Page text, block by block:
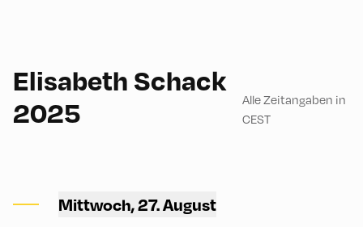
Elisabeth Schack
2025
Alle Zeitangaben in
CEST
Mittwoch, 27. August
CCA – Schrödinger-Saal